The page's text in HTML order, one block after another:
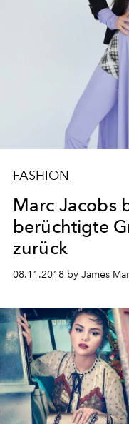
FASHION
Marc Jacobs
berüchtigte
zurück
08.11.2018 by James